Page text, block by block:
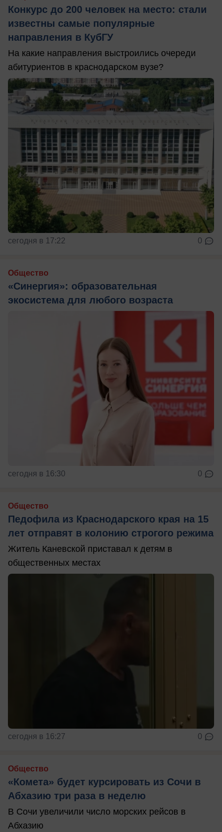
Конкурс до 200 человек на место: стали
известны самые популярные
направления в КубГУ
На какие направления выстроились очереди
абитуриентов в краснодарском вузе?
сегодня в 17:22 0
Общество
«Синергия»: образовательная
экосистема для любого возраста
сегодня в 16:30 0
Общество
Педофила из Краснодарского края на 15
лет отправят в колонию строгого режима
Житель Каневской приставал к детям в
общественных местах
сегодня в 16:27 0
Общество
«Комета» будет курсировать из Сочи в
Абхазию три раза в неделю
В Сочи увеличили число морских рейсов в
Абхазию